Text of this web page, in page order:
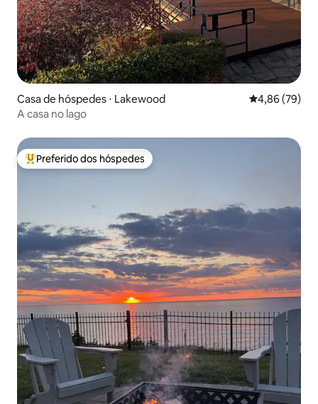
Casa de hóspedes ⋅ Lakewood 4,86 de uma
4,86 (79)
A casa no lago
Entre os melhores preferidos dos hóspedes
Preferido dos hóspedes